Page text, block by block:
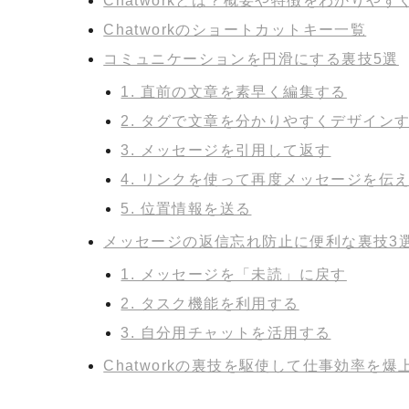
Chatworkのショートカットキー一覧
コミュニケーションを円滑にする裏技5選
1. 直前の文章を素早く編集する
2. タグで文章を分かりやすくデザイン
3. メッセージを引用して返す
4. リンクを使って再度メッセージを伝
5. 位置情報を送る
メッセージの返信忘れ防止に便利な裏技3
1. メッセージを「未読」に戻す
2. タスク機能を利用する
3. 自分用チャットを活用する
Chatworkの裏技を駆使して仕事効率を爆